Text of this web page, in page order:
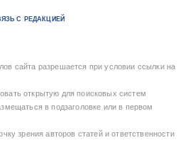
С РЕДАКЦИЕЙ
сайта разрешается при условии ссылки на
открытую для поисковых систем
в подзаголовке или в первом
зрения авторов статей и ответственности